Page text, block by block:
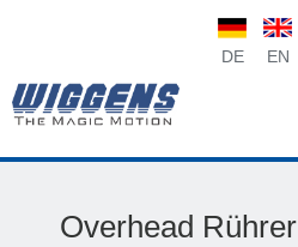
DE EN
Overhead Rührer